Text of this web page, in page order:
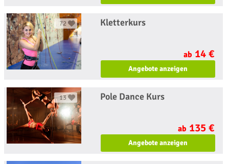
72 Kletterkurs
ab 14 €
Angebote anzeigen
13 Pole Dance Kurs
ab 135 €
Angebote anzeigen